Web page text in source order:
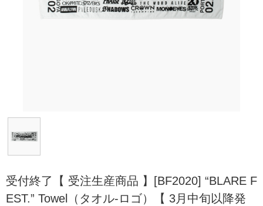
受付終了【 受注生産商品 】[BF2020] “BLARE F
EST.” Towel（タオル-ロゴ）【 3月中旬以降発